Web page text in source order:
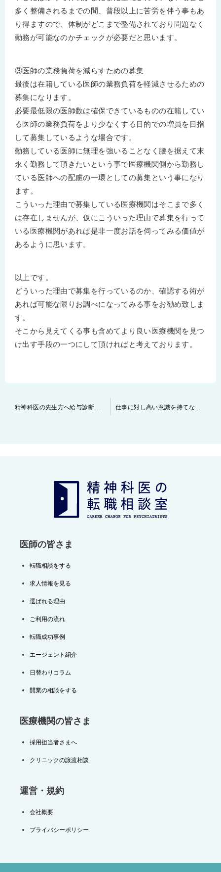
多く整備されるまでの間、普段以上に苦労を伴う事もあ
り得ますので、体制がどこまで整備されており問題なく
勤務が可能なのかチェックが必要だと思います。
③医師の業務負荷を減らすための募集
最後は在籍している医師の業務負荷を軽減させるための
募集になります。
必要最低限の医師数は確保できているものの在籍してい
る医師の業務負荷をより少なくする目的での増員を目指
して募集しているような場合です。
勤務している医師に無理を強いることなく腰を据えて末
永く勤務して頂きたいという事で医療機関側から勤務し
ている医師への配慮の一環としての募集という事になり
ます。
こういった理由で募集している医療機関はそこまで多く
は存在しませんが、仮にこういった理由で募集を行って
いる医療機関があれば是非一度お話を伺ってみる価値が
あるように思います。
以上です。
どういった理由で募集を行っているのか、確認する術が
あれば可能な限りお調べになってみる事をお勧め致しま
す。
そこから見えてくる事も含めてより良い医療機関を見つ
け出す手段の一つにして頂ければと考えております。
精神科医の先生方へ給与診断を行なっています 仕事に対し高い意識を持てない精神科医師の転職事例
医師の皆さま
転職相談をする
求人情報を見る
選ばれる理由
ご利用の流れ
転職成功事例
エージェント紹介
日替わりコラム
開業の相談をする
医療機関の皆さま
採用担当者さまへ
クリニックの譲渡相談
運営・規約
会社概要
プライバシーポリシー